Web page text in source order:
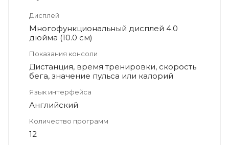
Дисплей
Многофункциональный дисплей 4.0
дюйма (10.0 см)
Показания консоли
Дистанция, время тренировки, скорость
бега, значение пульса или калорий
Язык интерфейса
Английский
Количество программ
12